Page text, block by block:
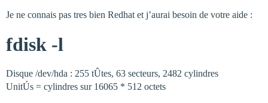
Je ne connais pas tres bien Redhat et j’aurai besoin de votre aide :
fdisk -l
Disque /dev/hda : 255 tÛtes, 63 secteurs, 2482 cylindres
UnitÚs = cylindres sur 16065 * 512 octets